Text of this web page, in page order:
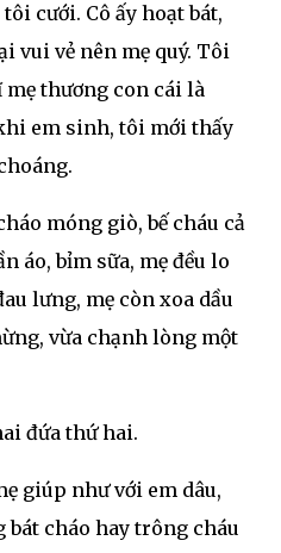
cưới. Cô ấy hoạt bát,
vui vẻ nên mẹ quý. Tôi
thương con cái là
em sinh, tôi mới thấy
móng giò, bế cháu cả
áo, bỉm sữa, mẹ đều lo
lưng, mẹ còn xoa dầu
vừa chạnh lòng một
đứa thứ hai.
giúp như với em dâu,
bát cháo hay trông cháu